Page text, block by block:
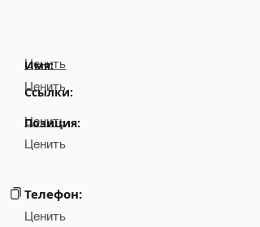
Ценить
Ссылки:
Ценить
Имя:
Ценить
Позиция:
Ценить
Телефон:
Ценить